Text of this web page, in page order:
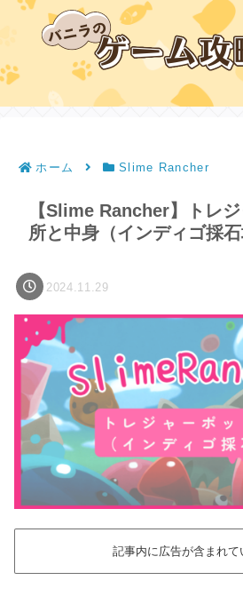
ホーム Slime Rancher
【Slime Rancher】トレ
所と中身（インディゴ採石
2024.11.29
記事内に広告が含まれて